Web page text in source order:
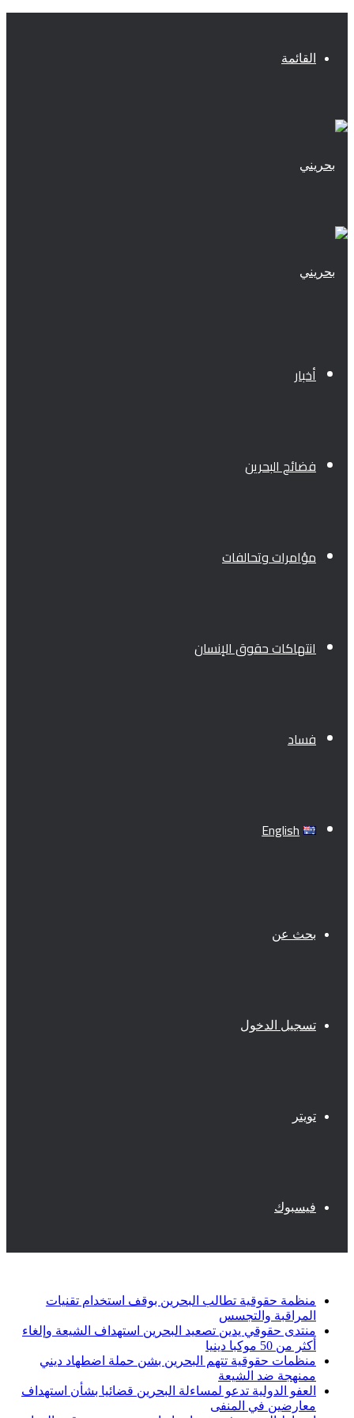
القائمة
أخبار
فضائح البحرين
مؤامرات وتحالفات
انتهاكات حقوق الإنسان
فساد
English
بحث عن
تسجيل الدخول
تويتر
فيسبوك
منظمة حقوقية تطالب البحرين بوقف استخدام تقنيات
المراقبة والتجسس
منتدى حقوقي يدين تصعيد البحرين استهداف الشيعة وإلغاء
أكثر من 50 موكبا دينيا
منظمات حقوقية تتهم البحرين بشن حملة اضطهاد ديني
ممنهجة ضد الشيعة
العفو الدولية تدعو لمساءلة البحرين قضائيا بشأن استهداف
معارضين في المنفى